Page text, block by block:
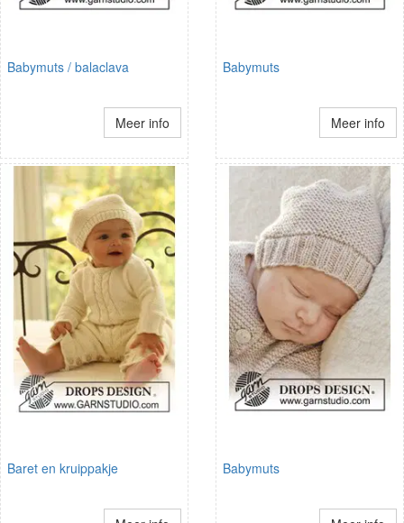
Babymuts / balaclava
Meer info
Babymuts
Meer info
Baret en kruippakje Babymuts